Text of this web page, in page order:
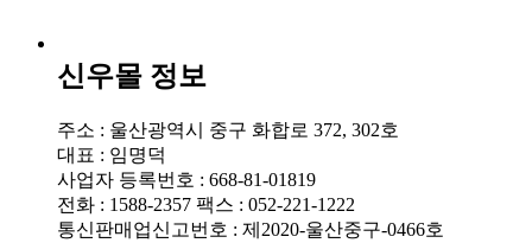
신우몰 정보
주소 : 울산광역시 중구 화합로 372, 302호
대표 : 임명덕
사업자 등록번호 : 668-81-01819
전화 : 1588-2357 팩스 : 052-221-1222
통신판매업신고번호 : 제2020-울산중구-0466호